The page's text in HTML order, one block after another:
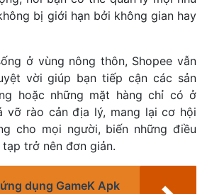
bị giới hạn bởi không gian hay
ở vùng nông thôn, Shopee vẫn
vời giúp bạn tiếp cận các sản
hoặc những mặt hàng chỉ có ở
vỡ rào cản địa lý, mang lại cơ hội
cho mọi người, biến những điều
trở nên đơn giản.
dụng GameK Apk